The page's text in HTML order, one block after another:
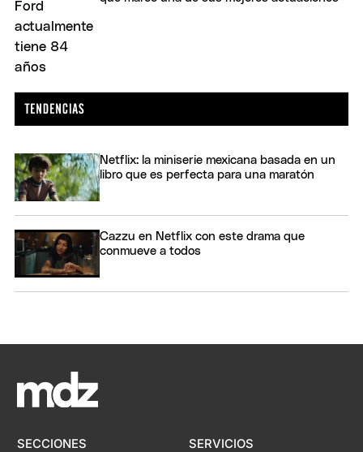
Netflix: la miniserie mexicana basada en un
libro que es perfecta para una maratón
Cazzu en Netflix con este drama que
conmueve a todos
SECCIONES SERVICIOS